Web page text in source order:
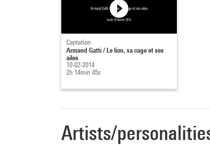
Captation
Armand Gatti / Le lion, sa cage et ses
ailes
10-02-2014
2h 14min 45s
Artists/